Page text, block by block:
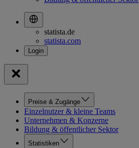
statista.de
statista.com
Preise & Zugänge
Einzelnutzer & kleine Teams
Unternehmen & Konzerne
Bildung & öffentlicher Sektor
Statistiken